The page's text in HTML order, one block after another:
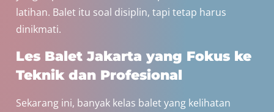
latihan. Balet itu soal disiplin, tapi tetap harus
dinikmati.
Les Balet Jakarta yang Fokus ke
Teknik dan Profesional
Sekarang ini, banyak kelas balet yang kelihatan